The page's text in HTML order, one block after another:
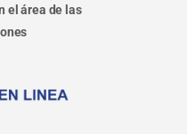
el área de las